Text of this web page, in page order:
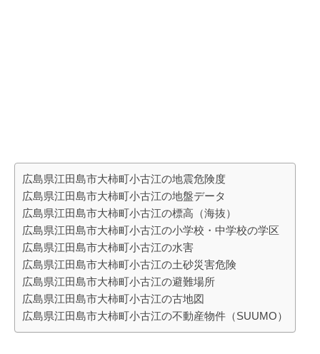
広島県江田島市大柿町小古江の地震危険度
広島県江田島市大柿町小古江の地盤データ
広島県江田島市大柿町小古江の標高（海抜）
広島県江田島市大柿町小古江の小学校・中学校の学区
広島県江田島市大柿町小古江の水害
広島県江田島市大柿町小古江の土砂災害危険
広島県江田島市大柿町小古江の避難場所
広島県江田島市大柿町小古江の古地図
広島県江田島市大柿町小古江の不動産物件（SUUMO）